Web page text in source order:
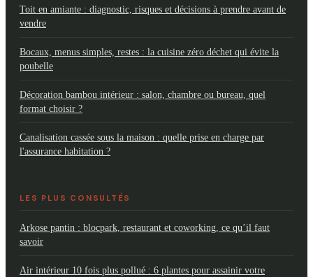
Toit en amiante : diagnostic, risques et décisions à prendre avant de
vendre
Bocaux, menus simples, restes : la cuisine zéro déchet qui évite la
poubelle
Décoration bambou intérieur : salon, chambre ou bureau, quel
format choisir ?
Canalisation cassée sous la maison : quelle prise en charge par
l'assurance habitation ?
LES PLUS CONSULTÉS
Arkose pantin : blocpark, restaurant et coworking, ce qu’il faut
savoir
Air intérieur 10 fois plus pollué : 6 plantes pour assainir votre